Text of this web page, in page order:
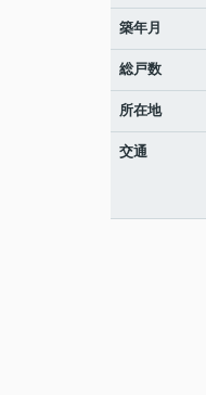
築年月
総戸数
所在地
交通